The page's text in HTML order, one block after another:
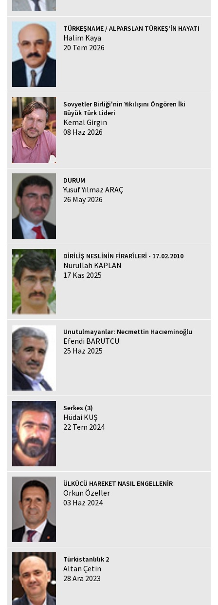
TÜRKEŞNAME / ALPARSLAN TÜRKEŞ’İN HAYATI
Halim Kaya
20 Tem 2026
Sovyetler Birliği'nin Yıkılışını Öngören İki
Büyük Türk Lideri
Kemal Girgin
08 Haz 2026
DURUM
Yusuf Yılmaz ARAÇ
26 May 2026
DİRİLİŞ NESLİNİN FİRARÎLERİ - 17.02.2010
Nurullah KAPLAN
17 Kas 2025
Unutulmayanlar: Necmettin Hacıeminoğlu
Efendi BARUTCU
25 Haz 2025
Serkes (3)
Hüdai KUŞ
22 Tem 2024
ÜLKÜCÜ HAREKET NASIL ENGELLENİR
Orkun Özeller
03 Haz 2024
Türkistanlılık 2
Altan Çetin
28 Ara 2023